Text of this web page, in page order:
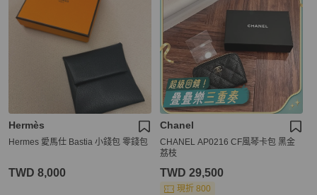
Hermès
Hermes 愛馬仕 Bastia 小錢包 零錢包
TWD 8,000
Chanel
CHANEL AP0216 CF風琴卡包 黑金
荔枝
TWD 29,500
現折 800